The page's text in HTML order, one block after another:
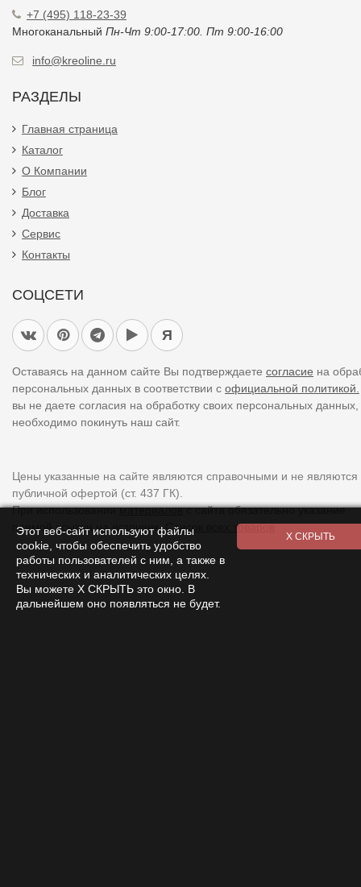
+7 (495) 118-23-39
Многоканальный Пн-Чт 9:00-17:00. Пт 9:00-16:00
info@kreoline.ru
РАЗДЕЛЫ
Главная страница
Каталог
О Компании
Блог
Доставка
Сервис
Контакты
СОЦСЕТИ
Я
Оставаясь на данном сайте Вы подтверждаете согласие на
персональных данных в соответствии с официальной политикой.
вы не даете согласия на обработку своих персональных
необходимо покинуть наш сайт.
Цены указанные на сайте являются справочными и не являются
публичной офертой (ст. 437 ГК).
При использованииматериаловс сайта обязательно указание
прямой ссылки на источник.Список всех товаров
Этот веб-сайт используют файлы
cookie, чтобы обеспечить удобство
работы пользователей с ним, а также в
технических и аналитических целях.
Вы можете Х СКРЫТЬ это окно. В
дальнейшем оно появляться не будет.